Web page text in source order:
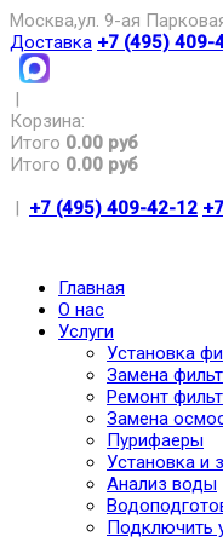
Москва,ул. 9-ая
Доставка +7 (495) 409-
|
Корзина:
Итого 0.00 руб
Итого 0.00 руб
| +7 (495) 409-42-12
Главная
О нас
Услуги
Установка
Замена
Ремонт
Замена
Пурифаеры
Установка и
Анализ воды
Подключить